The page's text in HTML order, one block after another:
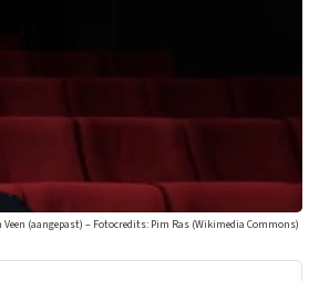
(aangepast) – Fotocredits: Pim Ras (Wikimedia Commons)